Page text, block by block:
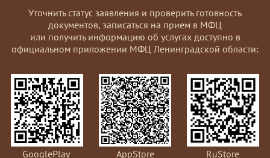
Уточнить статус заявления и проверить готовность
документов, записаться на прием в МФЦ
или получить информацию об услугах доступно в
официальном приложении МФЦ Ленинградской области:
GooglePlay AppStore
RuStore